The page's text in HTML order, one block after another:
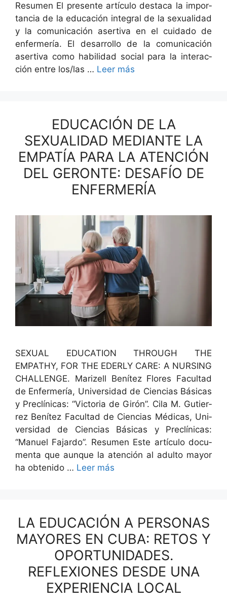
Resumen El pre­sente artícu­lo desta­ca la impor­
tan­cia de la edu­cación inte­gral de la sex­u­al­i­dad
y la comu­ni­cación aserti­va en el cuida­do de
enfer­mería. El desar­rol­lo de la comu­ni­cación
aserti­va como habil­i­dad social para la inter­ac­
ción entre los/las … Leer más
EDUCACIÓN DE LA
SEXUALIDAD MEDIANTE LA
EMPATÍA PARA LA ATENCIÓN
DEL GERONTE: DESAFÍO DE
ENFERMERÍA
SEXUAL EDUCATION THROUGH THE
EMPATHY, FOR THE EDERLY CARE: A NURSING
CHALLENGE. Marizell Benítez Flo­res Fac­ul­tad
de Enfer­mería, Uni­ver­si­dad de Cien­cias Bási­cas
y Pre­clíni­cas: “Vic­to­ria de Girón”. Cila M. Gutier­
rez Benítez Fac­ul­tad de Cien­cias Médi­cas, Uni­
ver­si­dad de Cien­cias Bási­cas y Pre­clíni­cas:
“Manuel Fajar­do”. Resumen Este artícu­lo doc­u­
men­ta que aunque la aten­ción al adul­to may­or
ha obtenido … Leer más
LA EDUCACIÓN A PERSONAS
MAYORES EN CUBA: RETOS Y
OPORTUNIDADES.
REFLEXIONES DESDE UNA
EXPERIENCIA LOCAL